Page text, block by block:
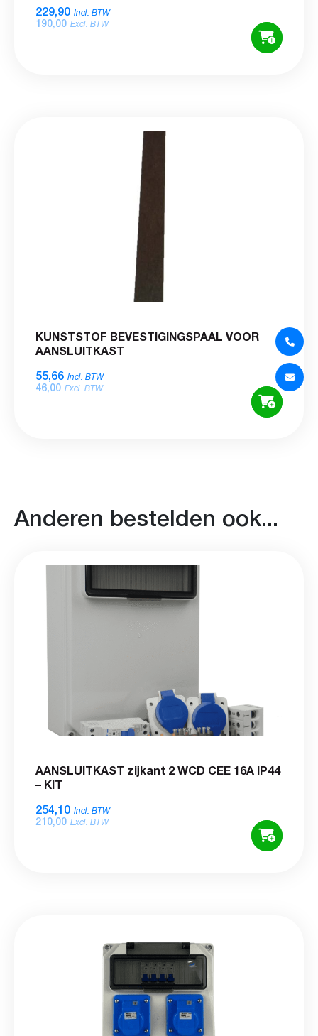
229,90 Incl. BTW
190,00 Excl. BTW
KUNSTSTOF BEVESTIGINGSPAAL VOOR
AANSLUITKAST
55,66 Incl. BTW
46,00 Excl. BTW
Anderen bestelden ook...
AANSLUITKAST zijkant 2 WCD CEE 16A IP44
– KIT
254,10 Incl. BTW
210,00 Excl. BTW